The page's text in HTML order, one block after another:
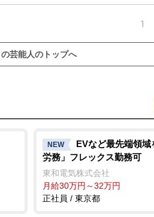
1
の芸能人のトップへ
NEW
EVなど最先端領
労務」フレックス勤務可
東和電気株式会社
月給30万円～32万円
正社員 / 東京都